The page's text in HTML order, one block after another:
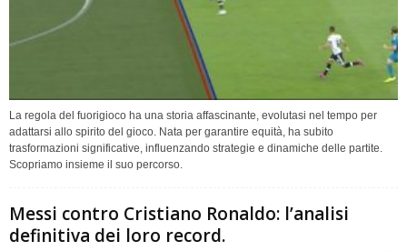
La regola del fuorigioco ha una storia affascinante, evolutasi nel tempo per
adattarsi allo spirito del gioco. Nata per garantire equità, ha subito
trasformazioni significative, influenzando strategie e dinamiche delle partite.
Scopriamo insieme il suo percorso.
Messi contro Cristiano Ronaldo: l’analisi
definitiva dei loro record.